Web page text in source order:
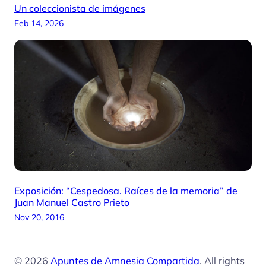
Un coleccionista de imágenes
Feb 14, 2026
Exposición: “Cespedosa. Raíces de la memoria” de
Juan Manuel Castro Prieto
Nov 20, 2016
© 2026 Apuntes de Amnesia Compartida. All rights